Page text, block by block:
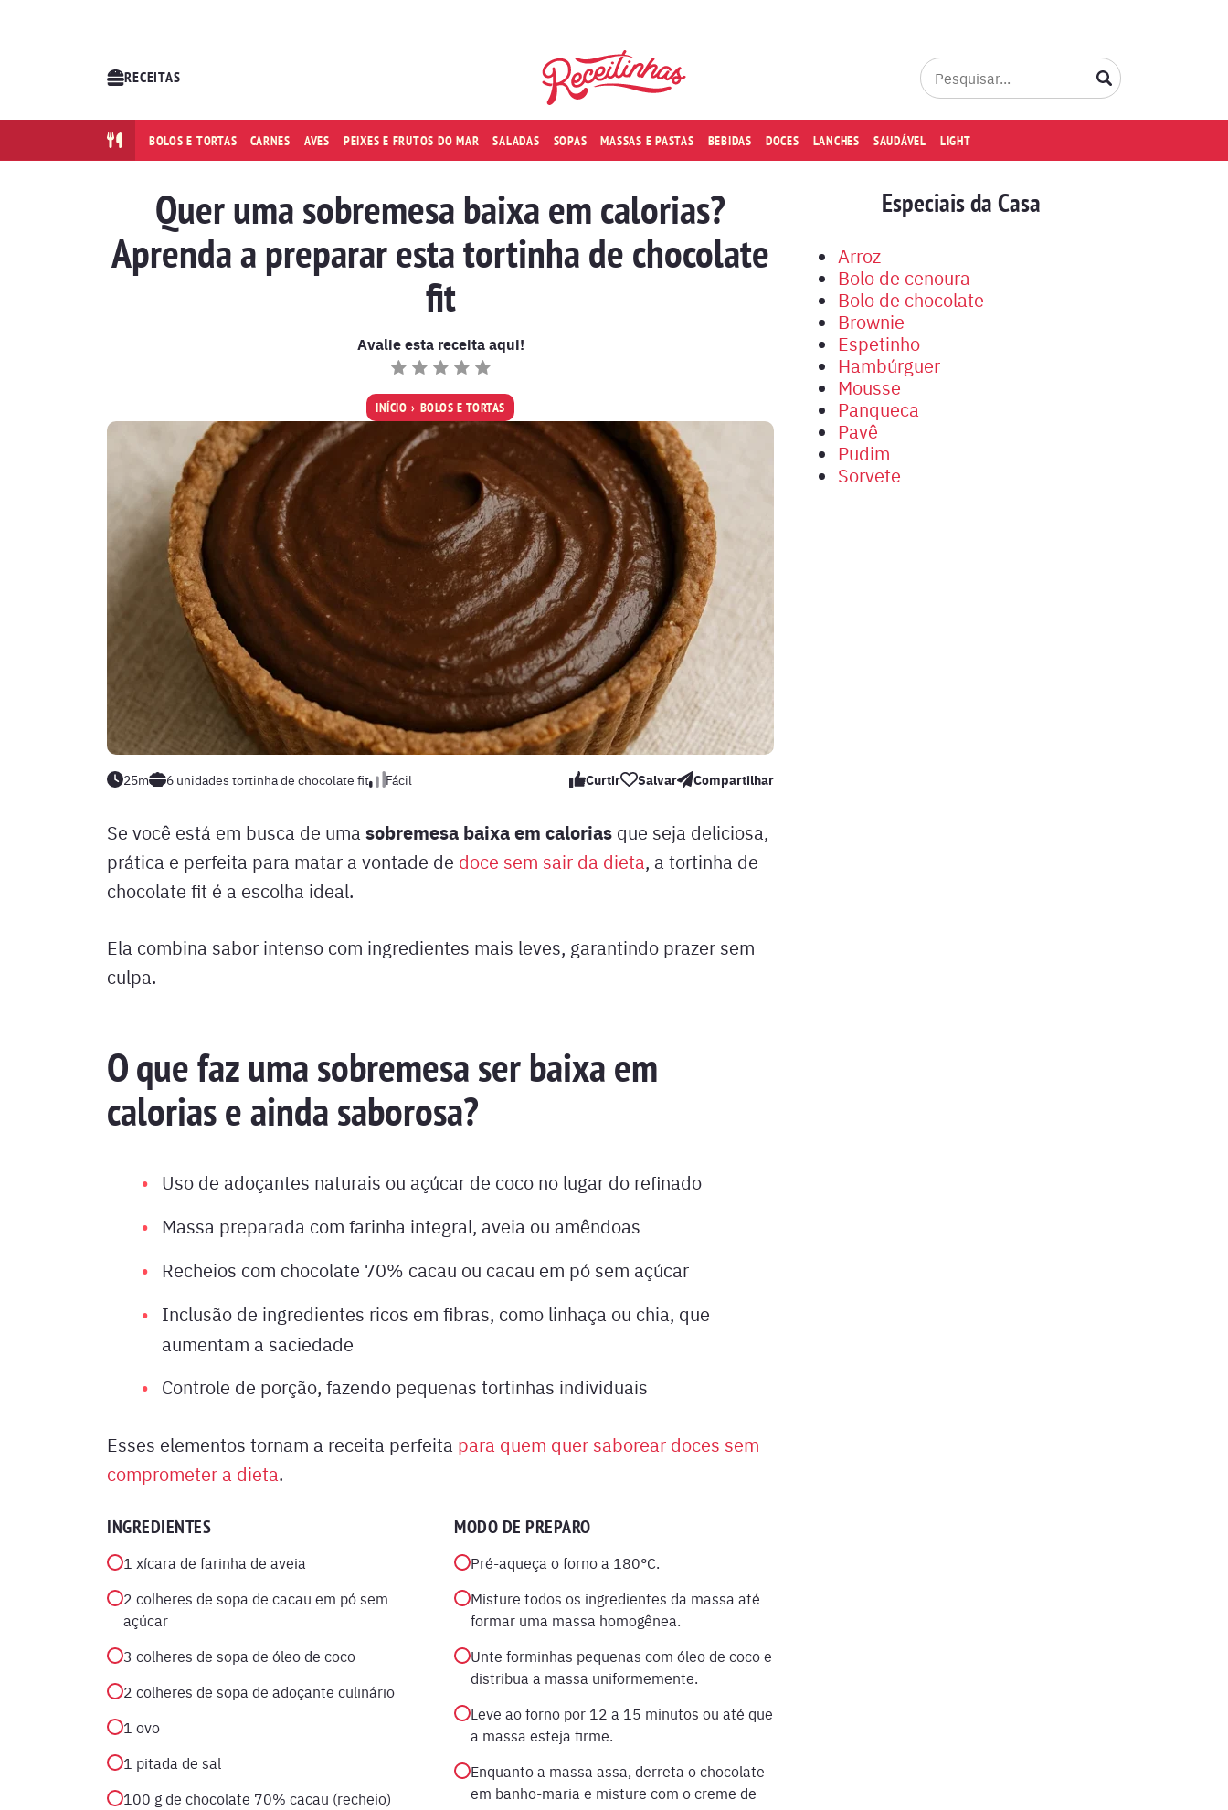
RECEITAS
BOLOS E TORTAS CARNES AVES PEIXES E FRUTOS DO MAR SALADAS SOPAS MASSAS E PASTAS BEBIDAS DOCES LANCHES SAUDÁVEL LIGHT
Quer uma sobremesa baixa em calorias?
Aprenda a preparar esta tortinha de chocolate
fit
Avalie esta receita aqui!
INÍCIO BOLOS E TORTAS
25m 6 unidadestortinha de chocolate fit Fácil Curtir Salvar Compartilhar
Se você está em busca de uma sobremesa baixa em calorias que seja deliciosa,
prática e perfeita para matar a vontade de doce sem sair da dieta, a tortinha de
chocolate fit é a escolha ideal.
Ela combina sabor intenso com ingredientes mais leves, garantindo prazer sem
culpa.
O que faz uma sobremesa ser baixa em
calorias e ainda saborosa?
Uso de adoçantes naturais ou açúcar de coco no lugar do refinado
Massa preparada com farinha integral, aveia ou amêndoas
Recheios com chocolate 70% cacau ou cacau em pó sem açúcar
Inclusão de ingredientes ricos em fibras, como linhaça ou chia, que
aumentam a saciedade
Controle de porção, fazendo pequenas tortinhas individuais
Esses elementos tornam a receita perfeita para quem quer saborear doces sem
comprometer a dieta.
INGREDIENTES
1 xícara de farinha de aveia
2 colheres de sopa de cacau em pó sem
açúcar
3 colheres de sopa de óleo de coco
2 colheres de sopa de adoçante culinário
1 ovo
1 pitada de sal
100 g de chocolate 70% cacau (recheio)
MODO DE PREPARO
Pré-aqueça o forno a 180°C.
Misture todos os ingredientes da massa até
formar uma massa homogênea.
Unte forminhas pequenas com óleo de coco e
distribua a massa uniformemente.
Leve ao forno por 12 a 15 minutos ou até que
a massa esteja firme.
Enquanto a massa assa, derreta o chocolate
em banho-maria e misture com o creme de
Especiais da Casa
Arroz
Bolo de cenoura
Bolo de chocolate
Brownie
Espetinho
Hambúrguer
Mousse
Panqueca
Pavê
Pudim
Sorvete